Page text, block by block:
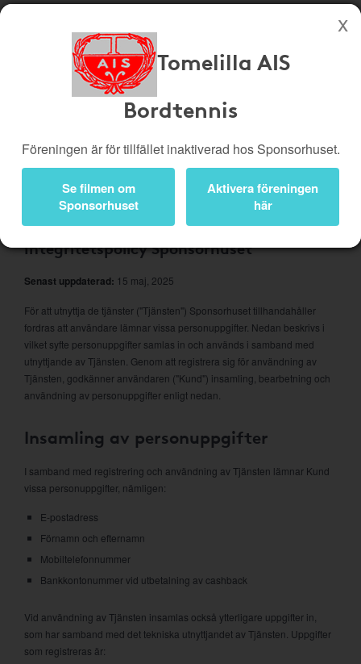
Köp genom denna sida stöttar Tomelilla AIS Bordtennis
Butiker
Bli medlem
Logga in
Tomelilla AIS
Bordtennis
Föreningen är för tillfället inaktiverad hos Sponsorhuset.
Se filmen om
Sponsorhuset
Aktivera föreningen
här
Om Sponsorhuset
Integritetspolicy Sponsorhuset
Senast uppdaterad: 15 maj, 2025
För att utnyttja de tjänster ("Tjänsten") Sponsorhuset tillhandahåller
fordras att användare lämnar vissa personuppgifter. Nedan beskrivs i
vilket syfte personuppgifter samlas in och används i samband med
utnyttjande av Tjänsten. Genom att registrera sig för användning av
Tjänsten, godkänner användaren ("Kund") insamling, bearbetning och
användning av personuppgifter enligt nedan.
Insamling av personuppgifter
I samband med registrering och användning av Tjänsten lämnar Kund
vissa personuppgifter, nämligen:
E-postadress
Förnamn och efternamn
Mobiltelefonnummer
Bankkontonummer vid utbetalning av cashback
Vid användning av Tjänsten insamlas också ytterligare uppgifter in,
som har samband med det tekniska utnyttjandet av Tjänsten. Uppgifter
som registreras är: